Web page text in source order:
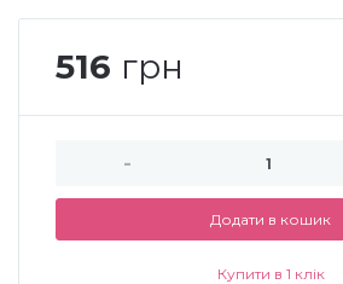
Меланж (цукровий ефект)
516 грн
-
Додати в кошик
Купити в 1 клік